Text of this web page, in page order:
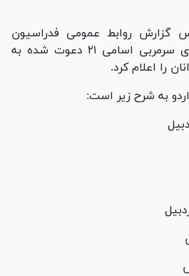
گزارش روابط عمومی فدراسیون
وزنه برداری؛ سهراب مرادی سرمربی اسامی ۲۱ دعوت شده به
را اعلام کرد.
به شرح زیر است: